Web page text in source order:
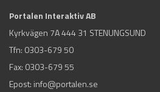
Portalen Interaktiv AB
Kyrkvägen 7A 444 31 STENUNGSUND
Tfn: 0303-679 50
Fax: 0303-679 55
Epost: info@portalen.se